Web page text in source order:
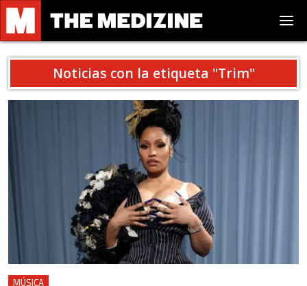
Noticias con la etiqueta "Trim"
MÚSICA